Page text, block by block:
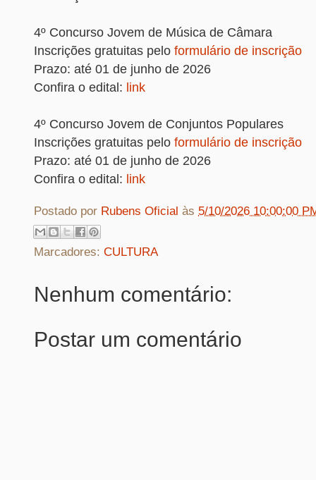
4º Concurso Jovem de Música de Câmara
Inscrições gratuitas pelo formulário de inscrição
Prazo: até 01 de junho de 2026
Confira o edital: link
4º Concurso Jovem de Conjuntos Populares
Inscrições gratuitas pelo formulário de inscrição
Prazo: até 01 de junho de 2026
Confira o edital: link
Postado por Rubens Oficial às 5/10/2026 10:00:00
Marcadores: CULTURA
Nenhum comentário:
Postar um comentário